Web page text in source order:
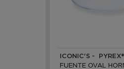
ICONIC'S - PYREX®
FUENTE OVAL